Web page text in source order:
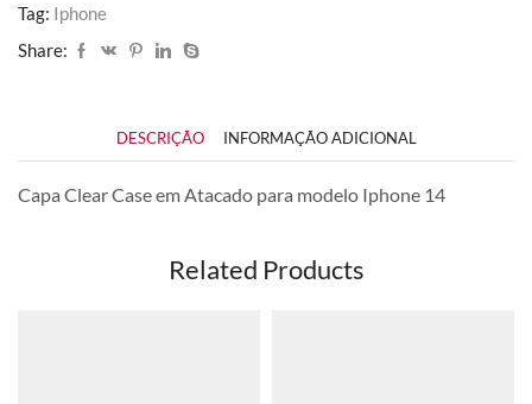
Tag: Iphone
Share:
DESCRIÇÃO INFORMAÇÃO ADICIONAL
Capa Clear Case em Atacado para modelo Iphone 14
Related Products